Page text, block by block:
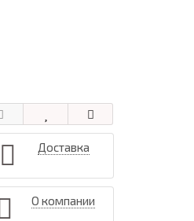
Доставка
О компании